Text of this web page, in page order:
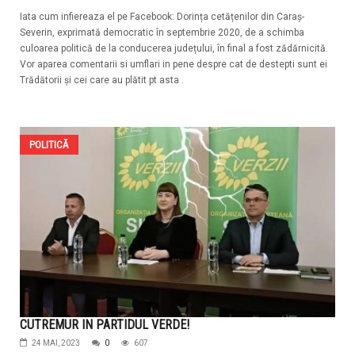
Iata cum infiereaza el pe Facebook: Dorința cetățenilor din Caraș-
Severin, exprimată democratic în septembrie 2020, de a schimba
culoarea politică de la conducerea județului, în final a fost zădărnicită.
Vor aparea comentarii si umflari in pene despre cat de destepti sunt ei
Trădătorii și cei care au plătit pt asta .
POLITICĂ
CUTREMUR IN PARTIDUL VERDE!
24 MAI, 2023 0 607